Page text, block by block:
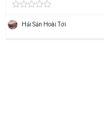
Hải Sản Hoài Tới